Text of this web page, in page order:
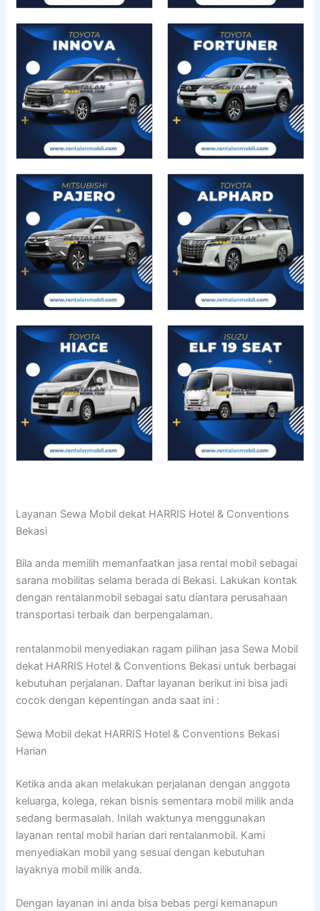
Layanan Sewa Mobil dekat HARRIS Hotel & Conventions
Bekasi
Bila anda memilih memanfaatkan jasa rental mobil sebagai
sarana mobilitas selama berada di Bekasi. Lakukan kontak
dengan rentalanmobil sebagai satu diantara perusahaan
transportasi terbaik dan berpengalaman.
rentalanmobil menyediakan ragam pilihan jasa Sewa Mobil
dekat HARRIS Hotel & Conventions Bekasi untuk berbagai
kebutuhan perjalanan. Daftar layanan berikut ini bisa jadi
cocok dengan kepentingan anda saat ini :
Sewa Mobil dekat HARRIS Hotel & Conventions Bekasi
Harian
Ketika anda akan melakukan perjalanan dengan anggota
keluarga, kolega, rekan bisnis sementara mobil milik anda
sedang bermasalah. Inilah waktunya menggunakan
layanan rental mobil harian dari rentalanmobil. Kami
menyediakan mobil yang sesuai dengan kebutuhan
layaknya mobil milik anda.
Dengan layanan ini anda bisa bebas pergi kemanapun